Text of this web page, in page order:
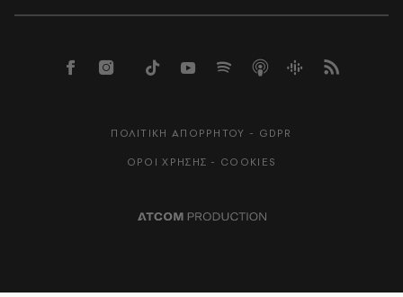
ΠΟΛΙΤΙΚΗ ΑΠΟΡΡΗΤΟΥ - GDPR
ΟΡΟΙ ΧΡΗΣΗΣ - COOKIES